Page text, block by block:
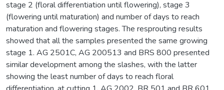
stage 2 (floral differentiation until flowering), stage 3
(flowering until maturation) and number of days to reach
maturation and flowering stages. The resprouting results
showed that all the samples presented the same growing
stage 1. AG 2501C, AG 200513 and BRS 800 presented
similar development among the slashes, with the latter
showing the least number of days to reach floral